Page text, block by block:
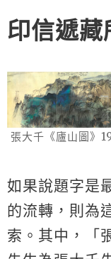
印信遞
張大千《廬山圖》
如果說題字是
的流轉，則為
索。其中，「